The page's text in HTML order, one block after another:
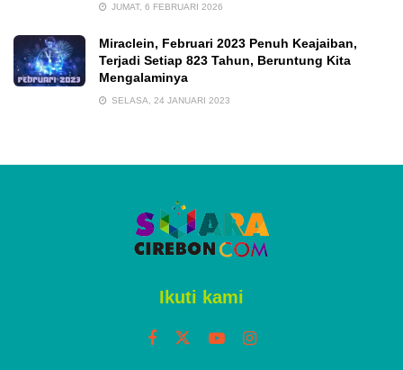
JUMAT, 6 FEBRUARI 2026
Miraclein, Februari 2023 Penuh Keajaiban,
Terjadi Setiap 823 Tahun, Beruntung Kita
Mengalaminya
SELASA, 24 JANUARI 2023
Ikuti kami